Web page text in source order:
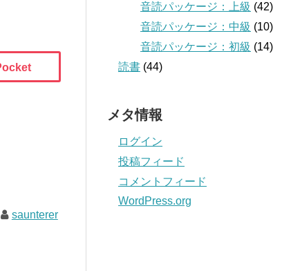
saunterer
音読パッケージ：上級 (42)
音読パッケージ：中級 (10)
音読パッケージ：初級 (14)
読書 (44)
メタ情報
ログイン
投稿フィード
コメントフィード
WordPress.org